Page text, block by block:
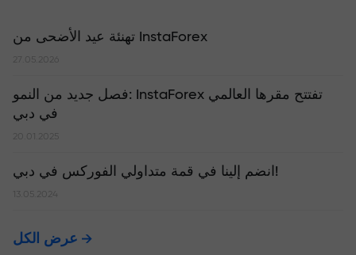
تهنئة عيد الأضحى من InstaForex
27.05.2026
​فصل جديد من النمو: InstaForex تفتتح مقرها العالمي
في دبي
20.01.2025
انضم إلينا في قمة متداولي الفوركس في دبي!
13.05.2024
عرض الكل